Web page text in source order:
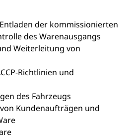
der kommissionierten
des Warenausgangs
Weiterleitung von
Richtlinien und
des Fahrzeugs
Kundenaufträgen und